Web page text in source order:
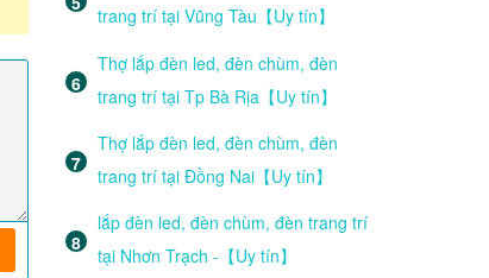
trang trí tại Vũng Tàu【Uy tín】
Thợ lắp đèn led, đèn chùm, đèn
trang trí tại Tp Bà Rịa【Uy tín】
Thợ lắp đèn led, đèn chùm, đèn
trang trí tại Đồng Nai【Uy tín】
lắp đèn led, đèn chùm, đèn trang trí
tại Nhơn Trạch -【Uy tín】